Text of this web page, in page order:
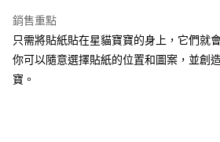
台灣樂天信用卡公司
玉山商業銀行
台新國際商業銀行
中國
永豐商業銀行
星展（台灣）商業銀行
台新
中國信託商業銀行
台灣
悠遊付
Google Pay
全盈+PAY
銷售重點
只需將貼紙貼在星貓寶寶的身上，它們就
你可以隨意選擇貼紙的位置和圖案，並創
寶。